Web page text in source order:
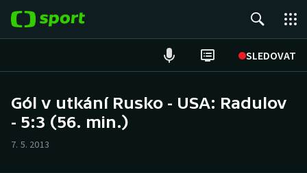
SLEDOVAT
Hokej
Gól v utkání Rusko - USA: Radulov
- 5:3 (56. min.)
7. 5. 2013